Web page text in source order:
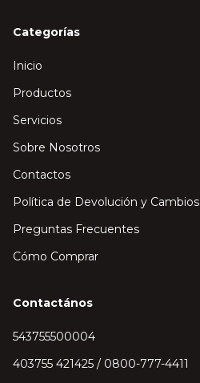
Categorías
Inicio
Productos
Servicios
Sobre Nosotros
Contactos
Política de Devolución y Cambios
Preguntas Frecuentes
Cómo Comprar
Contactános
543755500004
403755 421425 / 0800-777-4411